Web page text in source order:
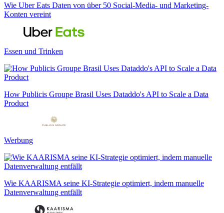
Wie Uber Eats Daten von über 50 Social-Media- und Marketing-
Konten vereint
Essen und Trinken
How Publicis Groupe Brasil Uses Dataddo's API to Scale a Data
Product
Werbung
Wie KAARISMA seine KI-Strategie optimiert, indem manuelle
Datenverwaltung entfällt